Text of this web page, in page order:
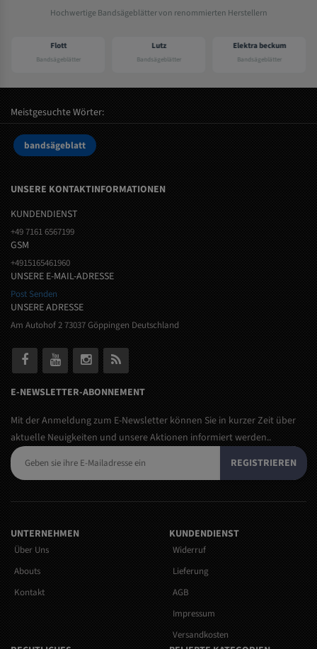
Hochwertige Bandsägeblätter von renommierten Herstellern
Flott
Bandsägeblätter
Lutz
Bandsägeblätter
Elektra beckum
Bandsägeblätter
Meistgesuchte Wörter:
bandsägeblatt
UNSERE KONTAKTINFORMATIONEN
KUNDENDIENST
+49 7161 6567199
GSM
+4915165461960
UNSERE E-MAIL-ADRESSE
Post Senden
UNSERE ADRESSE
Am Autohof 2 73037 Göppingen Deutschland
E-NEWSLETTER-ABONNEMENT
Mit der Anmeldung zum E-Newsletter können Sie in kurzer Zeit über
aktuelle Neuigkeiten und unsere Aktionen informiert werden..
REGISTRIEREN
UNTERNEHMEN
Über Uns
Abouts
Kontakt
KUNDENDIENST
Widerruf
Lieferung
AGB
Impressum
Versandkosten